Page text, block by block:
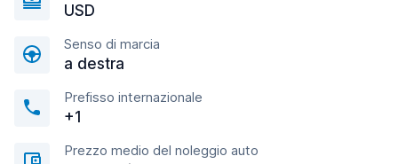
USD
Senso di marcia
a destra
Prefisso internazionale
+1
Prezzo medio del noleggio auto